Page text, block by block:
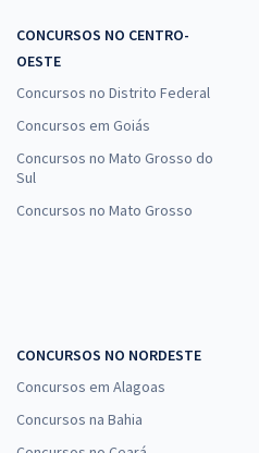
CONCURSOS NO CENTRO-
OESTE
Concursos no Distrito Federal
Concursos em Goiás
Concursos no Mato Grosso do
Sul
Concursos no Mato Grosso
CONCURSOS NO NORDESTE
Concursos em Alagoas
Concursos na Bahia